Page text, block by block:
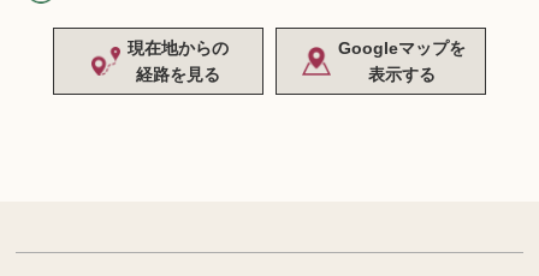
現在地からの
経路を見る
Googleマップを
表示する